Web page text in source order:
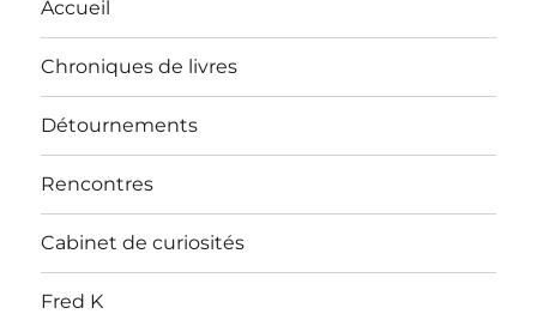
Accueil
Chroniques de livres
Détournements
Rencontres
Cabinet de curiosités
Fred K